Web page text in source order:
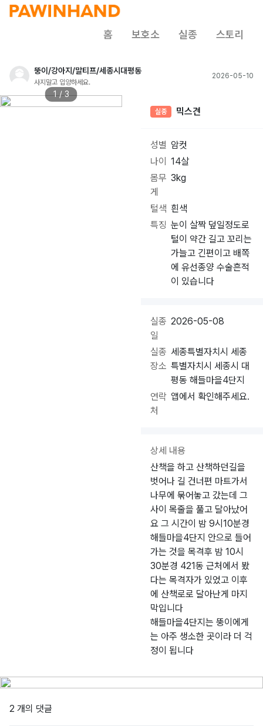
홈 보호소 실종 스토리
뚱이/강아지/말티프/세종시대평동
사지말고 입양하세요.
2026-05-10
1 / 3
실종 믹스견
성별 암컷
나이
14살
몸무
게
3kg
털색 흰색
특징 눈이 살짝 덮일정도로
털이 약간 길고 꼬리는
가늘고 긴편이고 배쪽
에 유선종양 수술흔적
이 있습니다
실종
일
2026-05-08
실종
장소
세종특별자치시 세종
특별자치시 세종시 대
평동 해들마을4단지
연락
처
앱에서 확인해주세요.
상세 내용
산책을 하고 산책하던길을
벗어나 길 건너편 마트가서
나무에 묶어놓고 갔는데 그
사이 목줄을 풀고 달아났어
요 그 시간이 밤 9시10분경
해들마을4단지 안으로 들어
가는 것을 목격후 밤 10시
30분경 421동 근처에서 봤
다는 목격자가 있었고 이후
에 산책로로 달아난게 마지
막입니다
해들마을4단지는 뚱이에게
는 아주 생소한 곳이라 더 걱
정이 됩니다
2 개의 댓글